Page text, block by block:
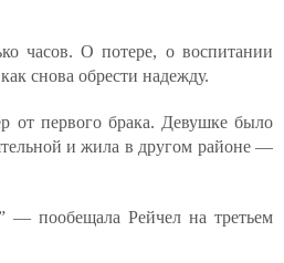
часов. О потере, о воспитании
снова обрести надежду.
от первого брака. Девушке было
и жила в другом районе —
— пообещала Рейчел на третьем